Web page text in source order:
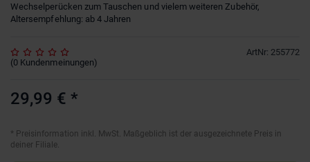
Wechselperücken zum Tauschen und vielem weiteren Zubehör,
Altersempfehlung: ab 4 Jahren
ArtNr: 255772
(0 Kundenmeinungen)
29,99 € *
* Preisinformation inkl. MwSt. Maßgeblich ist der ausgezeichnete Preis in
deiner Filiale.